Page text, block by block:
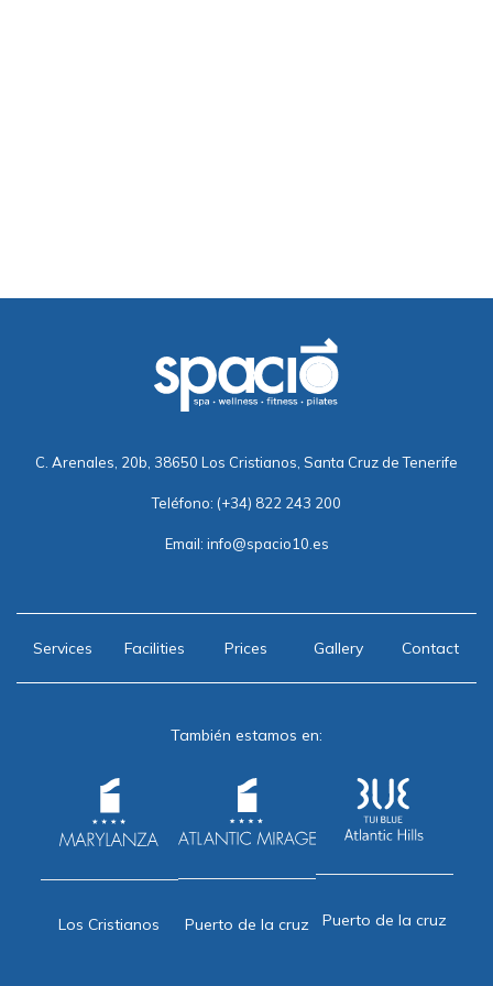
C. Arenales, 20b, 38650 Los Cristianos, Santa Cruz de Tenerife
Teléfono: (+34) 822 243 200
Email: info@spacio10.es
Services Facilities Prices Gallery Contact
También estamos en:
Los Cristianos Puerto de la cruz Puerto de la cruz